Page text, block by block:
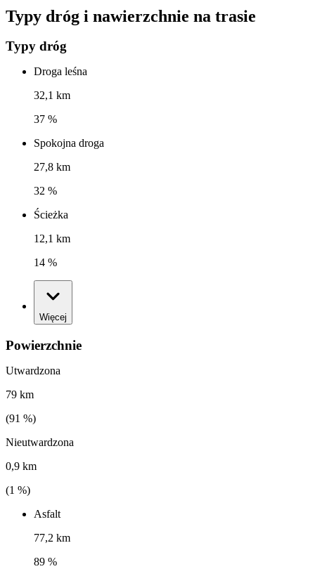
Typy dróg i nawierzchnie na trasie
Typy dróg
Droga leśna
32,1 km
37 %
Spokojna droga
27,8 km
32 %
Ścieżka
12,1 km
14 %
Więcej
Powierzchnie
Utwardzona
79 km
(91 %)
Nieutwardzona
0,9 km
(1 %)
Asfalt
77,2 km
89 %